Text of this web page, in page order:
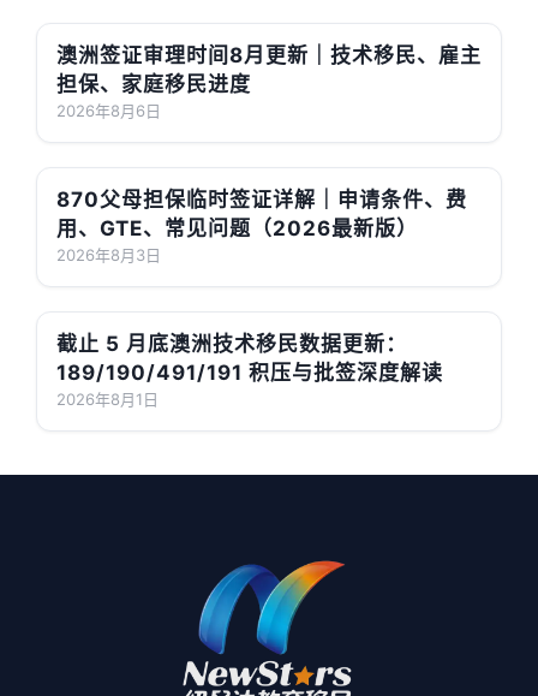
澳洲签证审理时间8月更新｜技术移民、雇主
担保、家庭移民进度
2026年8月6日
870父母担保临时签证详解｜申请条件、费
用、GTE、常见问题（2026最新版）
2026年8月3日
截止 5 月底澳洲技术移民数据更新：
189/190/491/191 积压与批签深度解读
2026年8月1日